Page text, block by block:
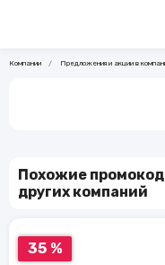
Компании Предложения и акции в
Похожие
других компаний
35 %